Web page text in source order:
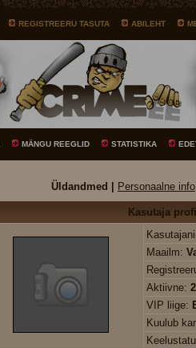
REGISTREERU TASUTA ABILEHT
MÄNGU REEGLID STATISTIKA
Üldandmed | Personaalne info
Kasutaja
Maailm:
Aktiivne:
VIP liige:
Kuulub